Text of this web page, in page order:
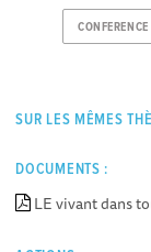
CONFERENCE
SUR LES MÊMES
DOCUMENTS :
LE vivant dans